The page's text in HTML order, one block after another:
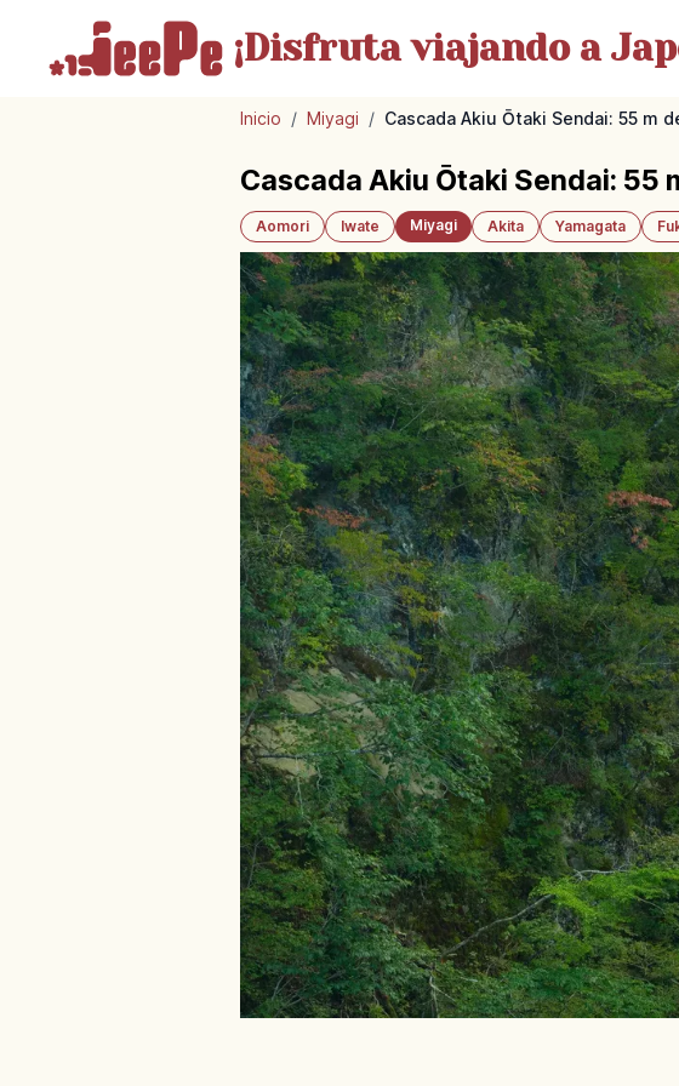
¡Disfrutaviajando a
Inicio / Miyagi / Cascada Akiu Ōtaki Sendai: 55 m
Cascada Akiu Ōtaki Sendai: 55
Aomori Iwate Miyagi Akita Yamagata